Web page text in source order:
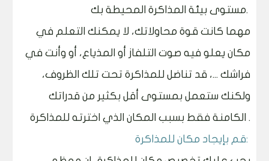
مستوى بيئة المذاكرة المحيطة بك.
مكان يعلو فيه صوت التلفاز أو المذياع، أو وأنت في
فراشك ...، قد تناضل للمذاكرة تحت تلك الظروف،
ولكنك ستعمل بمستوى أقل بكثير من قدراتك
الكامنة فقط بسبب المكان الذي اخترته للمذاكرة .
قم بإيجاد مكان للمذاكرة: